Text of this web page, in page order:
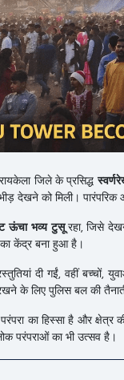
जिले के प्रसिद्ध
भीड़ देखने को मिली।
ऊंचा भव्य टुसूरहा, जिसे
केंद्र बना हुआ है।
दी गईं, वहीं
के लिए पुलिस बल की
परंपरा का हिस्सा है और
परंपराओं का भी उत्सव है।